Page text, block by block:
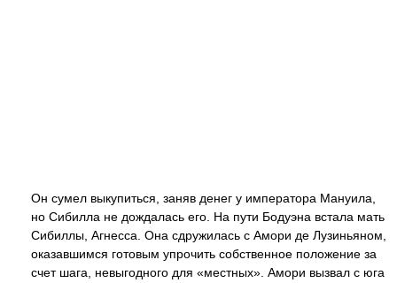
Он сумел выкупиться, заняв денег у императора Мануила,
но Сибилла не дождалась его. На пути Бодуэна встала мать
Сибиллы, Агнесса. Она сдружилась с Амори де Лузиньяном,
оказавшимся готовым упрочить собственное положение за
счет шага, невыгодного для «местных». Амори вызвал с юга